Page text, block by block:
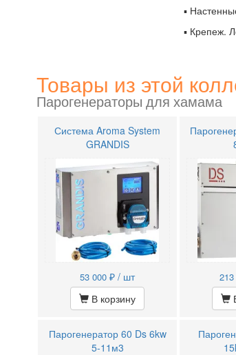
▪
▪ Крепеж.
Товары из этой
Парогенераторы для хамама
Система Aroma System
GRANDIS
53 000 ₽ / шт
В корзину
Парогенератор 60 Ds 6kw
5-11м3